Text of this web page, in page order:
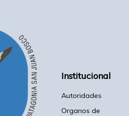
Institucional
Autoridades
Organos de